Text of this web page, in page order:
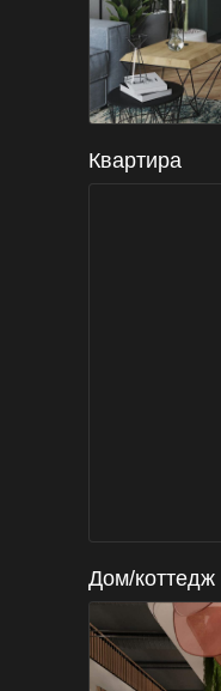
Квартира
Дом/коттедж